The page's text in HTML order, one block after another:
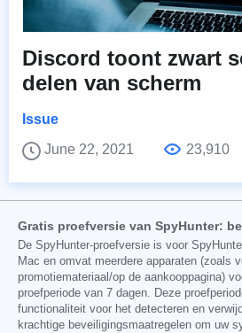
Discord toont zwart
delen van scherm
Issue
June 22, 2021
23,910
Gratis proefversie van SpyHunter:
De SpyHunter-proefversie is voor
Mac en omvat meerdere apparaten (zoals
promotiemateriaal/op de aankooppagina)
proefperiode van 7 dagen. Deze
functionaliteit voor het detecteren en
krachtige beveiligingsmaatregelen om uw